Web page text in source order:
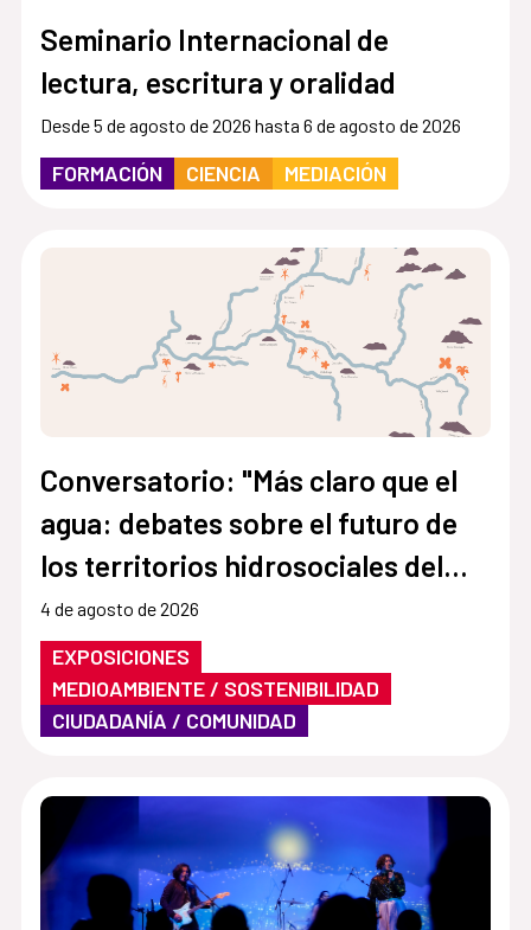
Seminario Internacional de
lectura, escritura y oralidad
Desde 5 de agosto de 2026 hasta 6 de agosto de 2026
FORMACIÓN CIENCIA MEDIACIÓN
Conversatorio: "Más claro que el
agua: debates sobre el futuro de
los territorios hidrosociales del
Aconcagua y El Maipo"
4 de agosto de 2026
EXPOSICIONES
MEDIOAMBIENTE / SOSTENIBILIDAD
CIUDADANÍA / COMUNIDAD